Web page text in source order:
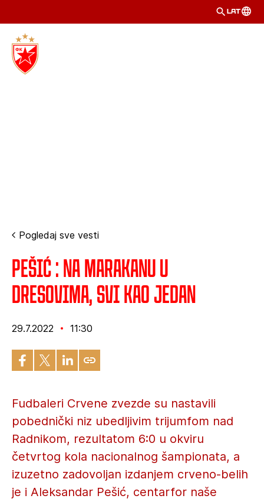
LAT
Pogledaj sve vesti
Pešić : Na Marakanu u
dresovima, svi kao jedan
29.7.2022 11:30
Fudbaleri Crvene zvezde su nastavili
pobednički niz ubedljivim trijumfom nad
Radnikom, rezultatom 6:0 u okviru
četvrtog kola nacionalnog šampionata, a
izuzetno zadovoljan izdanjem crveno-belih
je i Aleksandar Pešić, centarfor naše